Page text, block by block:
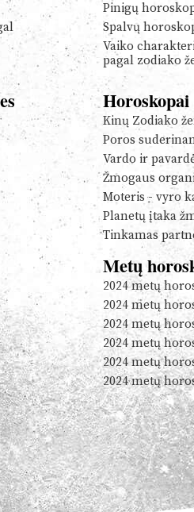
Pinigų
Spalvų
Vaiko
pagal zodiako
Kinų Zodiako
Poros
Vardo ir
Žmogaus
Moteris - vyro
Planetų įtaka
Tinkamas
Metų
2024 metų
2024 metų
2024 metų
2024 metų
2024 metų
2024 metų